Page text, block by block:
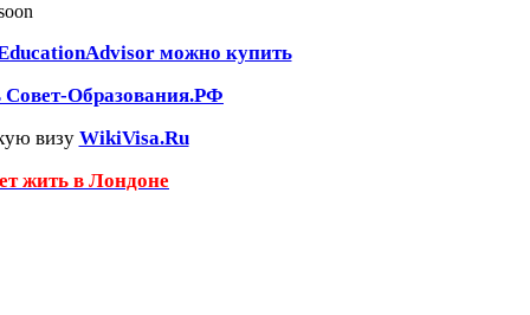
можно купить
Совет-Образования.РФ
визу WikiVisa.Ru
жить в Лондоне